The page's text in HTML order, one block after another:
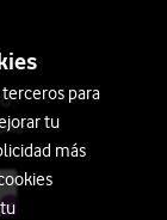
para
tu
más